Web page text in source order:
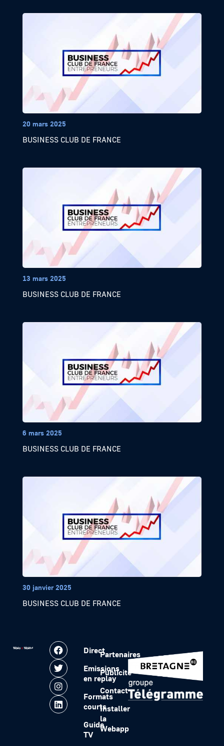
20 mars 2025
BUSINESS CLUB DE FRANCE
13 mars 2025
BUSINESS CLUB DE FRANCE
6 mars 2025
BUSINESS CLUB DE FRANCE
30 janvier 2025
BUSINESS CLUB DE FRANCE
Direct
Emissions
en replay
Formats
courts
Guide
TV
Partenaires
Publicité
Contact
Installer
la
Webapp